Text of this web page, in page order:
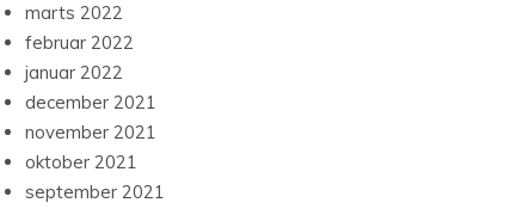
marts 2022
februar 2022
januar 2022
december 2021
november 2021
oktober 2021
september 2021